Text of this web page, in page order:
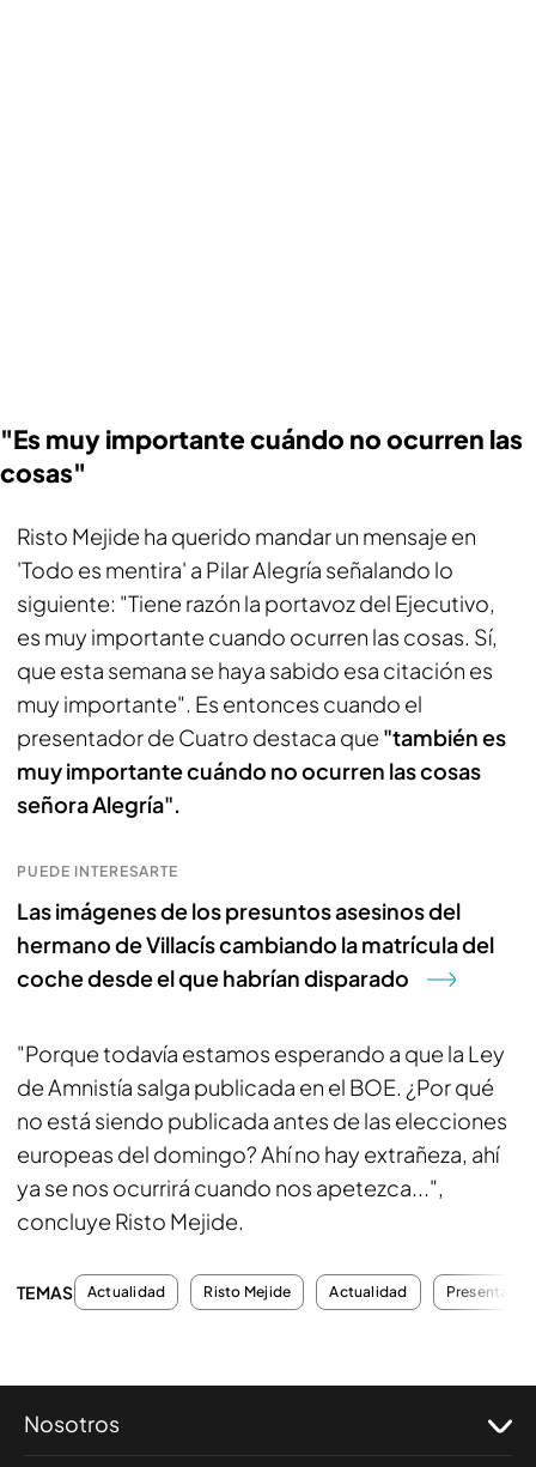
"Es muy importante cuándo no ocurren las
cosas"
Risto Mejide ha querido mandar un mensaje en
'Todo es mentira' a Pilar Alegría señalando lo
siguiente: "Tiene razón la portavoz del Ejecutivo,
es muy importante cuando ocurren las cosas. Sí,
que esta semana se haya sabido esa citación es
muy importante". Es entonces cuando el
presentador de Cuatro destaca que "también es
muy importante cuándo no ocurren las cosas
señora Alegría".
PUEDE INTERESARTE
Las imágenes de los presuntos asesinos del
hermano de Villacís cambiando la matrícula del
coche desde el que habrían disparado
"Porque todavía estamos esperando a que la Ley
de Amnistía salga publicada en el BOE. ¿Por qué
no está siendo publicada antes de las elecciones
europeas del domingo? Ahí no hay extrañeza, ahí
ya se nos ocurrirá cuando nos apetezca...",
concluye Risto Mejide.
TEMAS Actualidad Risto Mejide Actualidad
Nosotros